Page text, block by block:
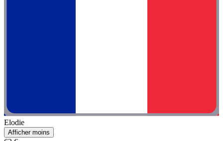
Elodie
Afficher moins